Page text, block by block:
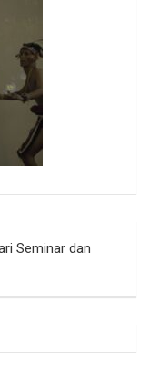
Seminar dan